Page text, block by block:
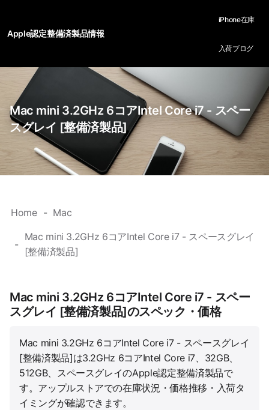
Apple認定整備済製品情報
iPhone在庫
入荷ブログ
Mac mini 3.2GHz 6コアIntel Core i7 - スペー
スグレイ [整備済製品]
Home Mac
Mac mini 3.2GHz 6コアIntel Core i7 - スペースグレイ
[整備済製品]
Mac mini 3.2GHz 6コアIntel Core i7 - スペー
スグレイ [整備済製品]のスペック・価格
Mac mini 3.2GHz 6コアIntel Core i7 - スペースグレイ
[整備済製品]は3.2GHz 6コアIntel Core i7、32GB、
512GB、スペースグレイのApple認定整備済製品で
す。アップルストアでの在庫状況・価格推移・入荷タ
イミングが確認できます。